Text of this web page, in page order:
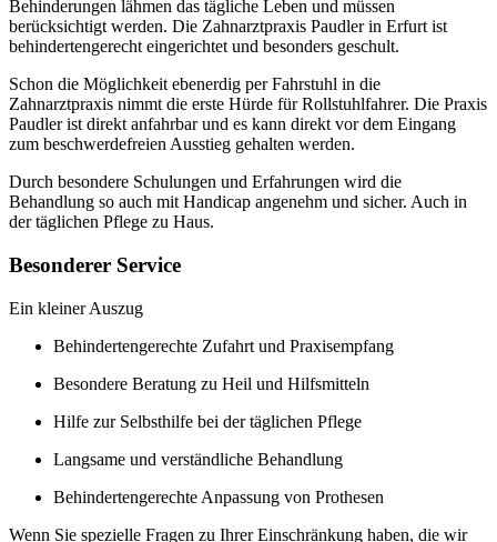
Behinderungen lähmen das tägliche Leben und müssen
berücksichtigt werden. Die Zahnarztpraxis Paudler in Erfurt ist
behindertengerecht eingerichtet und besonders geschult.
Schon die Möglichkeit ebenerdig per Fahrstuhl in die
Zahnarztpraxis nimmt die erste Hürde für Rollstuhlfahrer. Die Praxis
Paudler ist direkt anfahrbar und es kann direkt vor dem Eingang
zum beschwerdefreien Ausstieg gehalten werden.
Durch besondere Schulungen und Erfahrungen wird die
Behandlung so auch mit Handicap angenehm und sicher. Auch in
der täglichen Pflege zu Haus.
Besonderer Service
Ein kleiner Auszug
Behindertengerechte Zufahrt und Praxisempfang
Besondere Beratung zu Heil und Hilfsmitteln
Hilfe zur Selbsthilfe bei der täglichen Pflege
Langsame und verständliche Behandlung
Behindertengerechte Anpassung von Prothesen
Wenn Sie spezielle Fragen zu Ihrer Einschränkung haben, die wir